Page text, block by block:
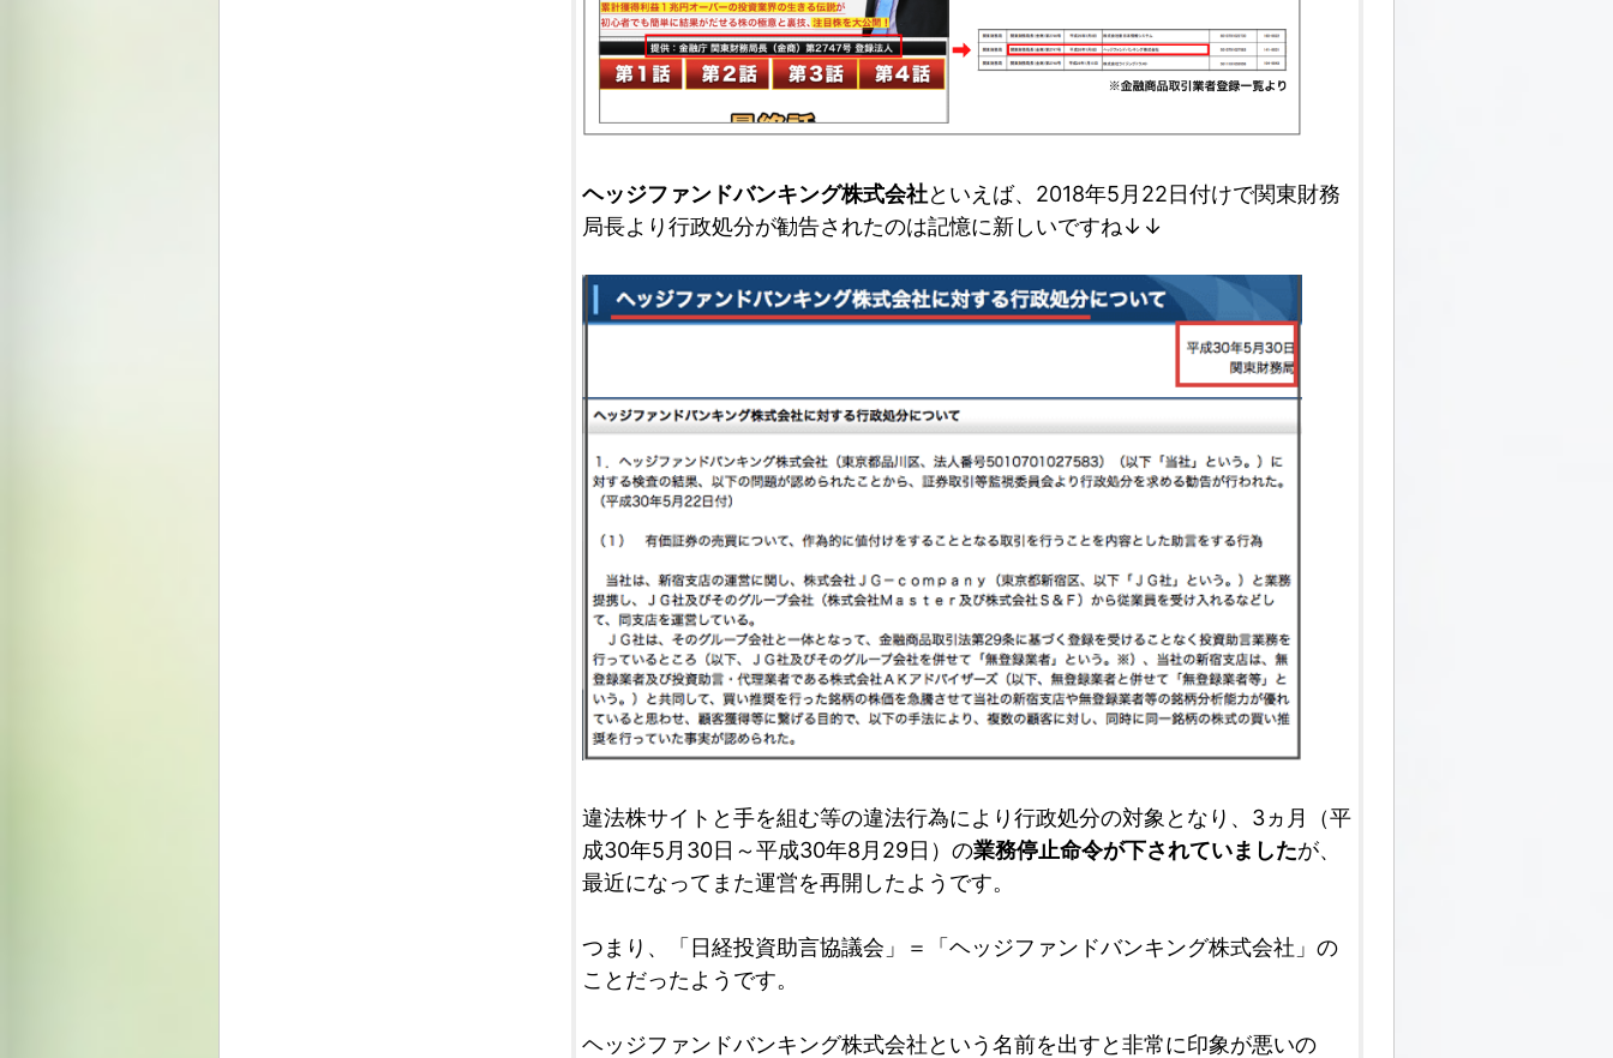
ヘッジファンドバンキング株式会社といえば、2018年5月22日付けで関東財務
局長より行政処分が勧告されたのは記憶に新しいですね↓↓
違法株サイトと手を組む等の違法行為により行政処分の対象となり、3ヵ月（平
成30年5月30日～平成30年8月29日）の業務停止命令が下されていましたが、
最近になってまた運営を再開したようです。
つまり、「日経投資助言協議会」＝「ヘッジファンドバンキング株式会社」の
ことだったようです。
ヘッジファンドバンキング株式会社という名前を出すと非常に印象が悪いの